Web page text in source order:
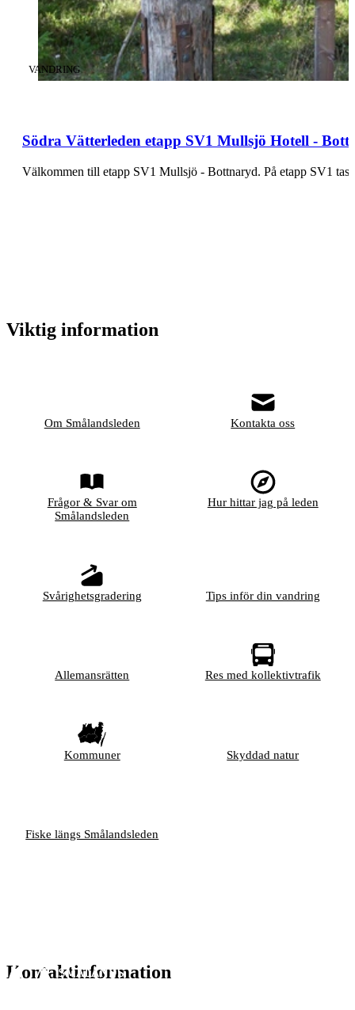
Södra Vätterleden etapp SV1 Mullsjö Hotell -
KATEGORI:
VANDRING
Välkommen till etapp SV1
Viktig information
Om Smålandsleden Kontakta oss
Frågor & Svar om
Smålandsleden
Hur hittar jag på leden
Svårighetsgradering Tips inför din vandring
Allemansrätten Res med kollektivtrafik
Kommuner Skyddad natur
Fiske längs Smålandsleden
Kontaktinformation